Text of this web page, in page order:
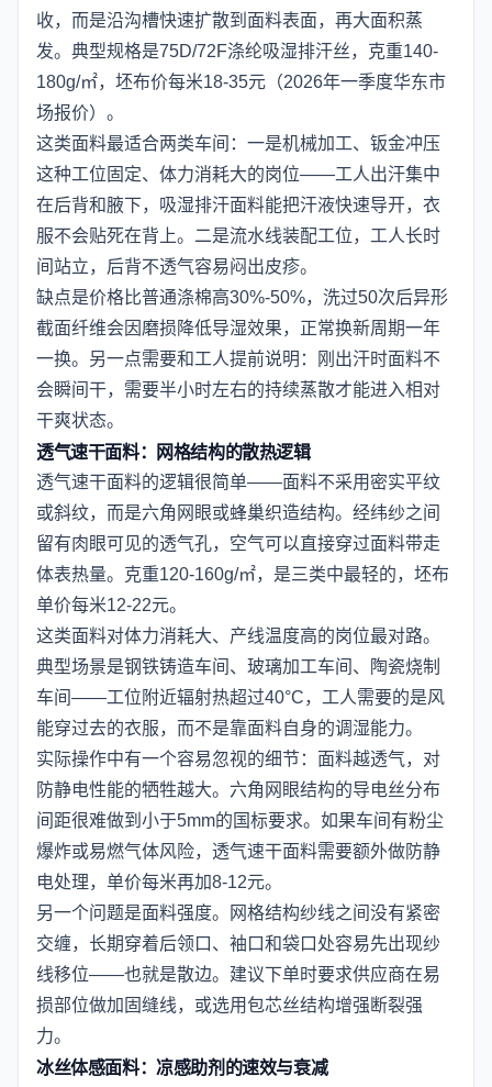
收，而是沿沟槽快速扩散到面料表面，再大面积蒸
发。典型规格是75D/72F涤纶吸湿排汗丝，克重140-
180g/㎡，坯布价每米18-35元（2026年一季度华东市
场报价）。
这类面料最适合两类车间：一是机械加工、钣金冲压
这种工位固定、体力消耗大的岗位——工人出汗集中
在后背和腋下，吸湿排汗面料能把汗液快速导开，衣
服不会贴死在背上。二是流水线装配工位，工人长时
间站立，后背不透气容易闷出皮疹。
缺点是价格比普通涤棉高30%-50%，洗过50次后异形
截面纤维会因磨损降低导湿效果，正常换新周期一年
一换。另一点需要和工人提前说明：刚出汗时面料不
会瞬间干，需要半小时左右的持续蒸散才能进入相对
干爽状态。
透气速干面料：网格结构的散热逻辑
透气速干面料的逻辑很简单——面料不采用密实平纹
或斜纹，而是六角网眼或蜂巢织造结构。经纬纱之间
留有肉眼可见的透气孔，空气可以直接穿过面料带走
体表热量。克重120-160g/㎡，是三类中最轻的，坯布
单价每米12-22元。
这类面料对体力消耗大、产线温度高的岗位最对路。
典型场景是钢铁铸造车间、玻璃加工车间、陶瓷烧制
车间——工位附近辐射热超过40°C，工人需要的是风
能穿过去的衣服，而不是靠面料自身的调湿能力。
实际操作中有一个容易忽视的细节：面料越透气，对
防静电性能的牺牲越大。六角网眼结构的导电丝分布
间距很难做到小于5mm的国标要求。如果车间有粉尘
爆炸或易燃气体风险，透气速干面料需要额外做防静
电处理，单价每米再加8-12元。
另一个问题是面料强度。网格结构纱线之间没有紧密
交缠，长期穿着后领口、袖口和袋口处容易先出现纱
线移位——也就是散边。建议下单时要求供应商在易
损部位做加固缝线，或选用包芯丝结构增强断裂强
力。
冰丝体感面料：凉感助剂的速效与衰减